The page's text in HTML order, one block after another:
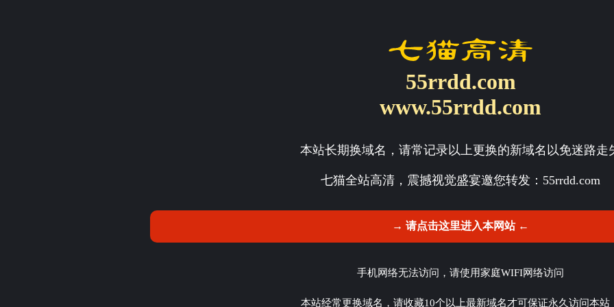
55rrdd.com
www.55rrdd.com
本站长期换域名，请常记录以上更换的新域名以免迷路走
七猫全站高清，震撼视觉盛宴邀您转发： 55rrdd.com
→ 请点击这里进入本网站 ←
手机网络无法访问，请使用家庭WIFI网络访问
本站经常更换域名，请收藏10个以上最新域名才可保证永久访问本站